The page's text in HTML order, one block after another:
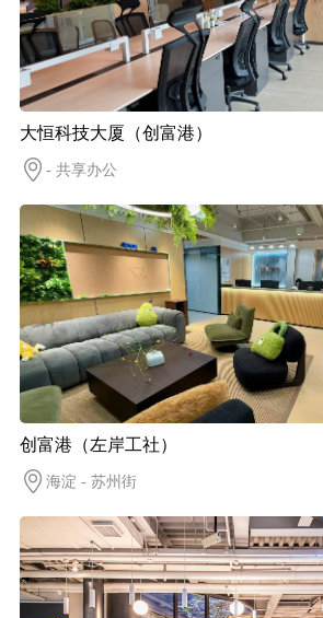
大恒科技大厦（创富港）
- 共享办公
创富港（左岸工社）
海淀 - 苏州街